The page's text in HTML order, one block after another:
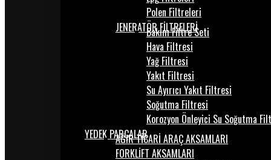
Polen Filtreleri
JENERATÖR FİLTRELERİ
Bakım Filtre Seti
Hava Filtresi
Yağ Filtresi
Yakıt Filtresi
Su Ayırıcı Yakıt Filtresi
Soğutma Filtresi
Korozyon Önleyici Su Soğutma
YEDEK PARÇALARAĞIR TİCARİ ARAÇ AKSAMLARI
FORKLİFT AKSAMLARI